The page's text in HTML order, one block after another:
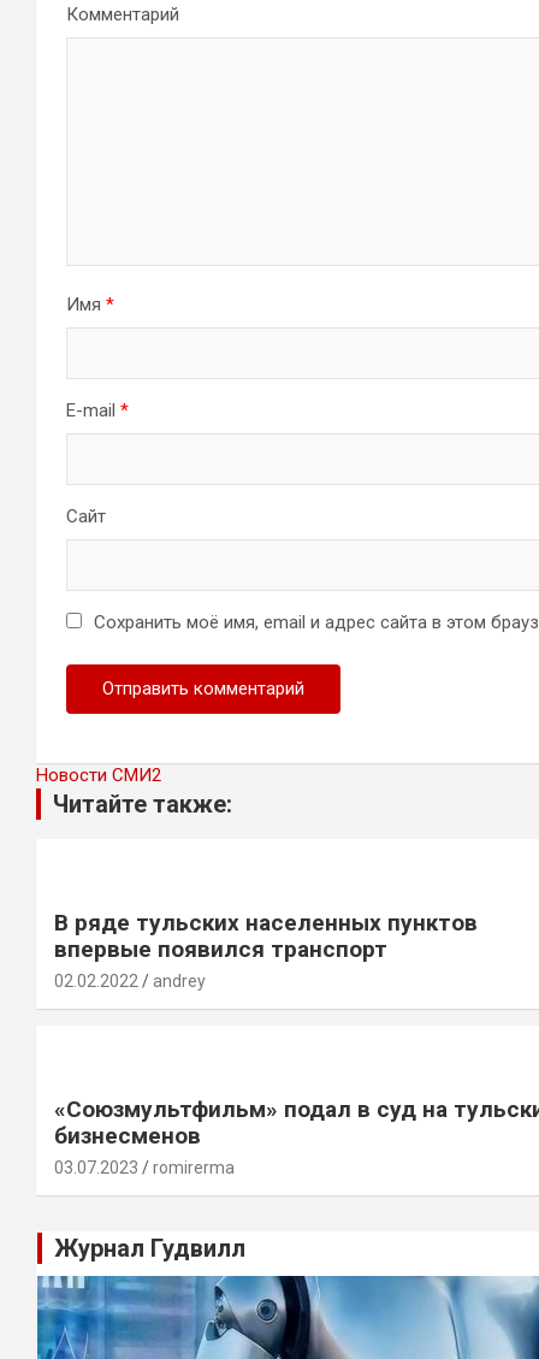
Комментарий
Имя *
E-mail *
Сайт
Сохранить моё имя, email и адрес сайта в этом
Новости СМИ2
Читайте также:
В ряде тульских населенных пунктов
впервые появился транспорт
02.02.2022 andrey
«Союзмультфильм» подал в суд на
бизнесменов
03.07.2023 romirerma
Журнал Гудвилл